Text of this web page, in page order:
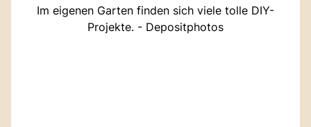
Im eigenen Garten finden sich viele tolle DIY-
Projekte. - Depositphotos